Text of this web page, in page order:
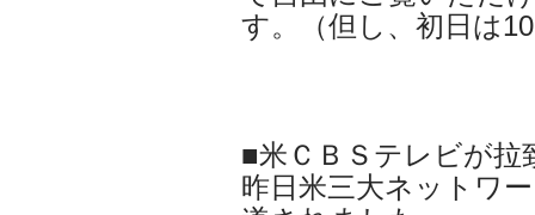
す。（但し、初日は
■米ＣＢＳテレビが拉
昨日米三大ネットワ